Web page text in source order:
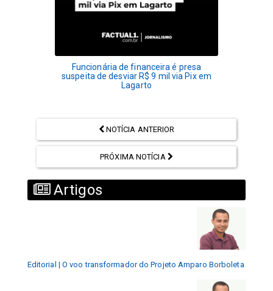
Funcionária de financeira é presa
suspeita de desviar R$ 9 mil via Pix em
Lagarto
NOTÍCIA ANTERIOR
PRÓXIMA NOTÍCIA
Artigos
Editorial | O voo transformador do Projeto Amparo Borboleta